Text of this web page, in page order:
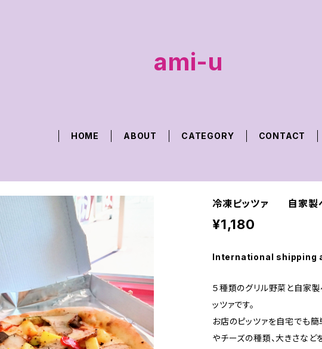
ami-u
HOME ABOUT CATEGORY CONTACT
冷凍ピッツァ 自家製ベ
¥1,180
International shipping
５種類のグリル野菜と自家
ッツァです。
お店のピッツァを自宅でも
やチーズの種類、大きさなど